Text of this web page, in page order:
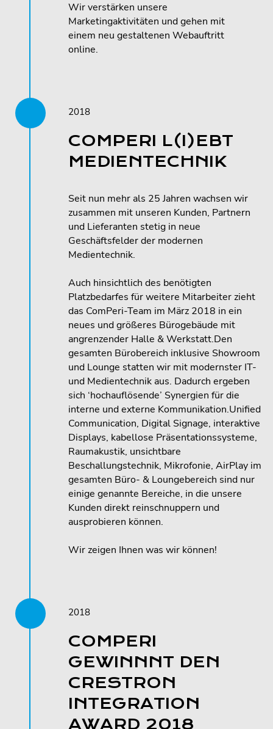
Wir verstärken unsere
Marketingaktivitäten und gehen mit
einem neu gestaltenen Webauftritt
online.
2018
COMPERI L(I)EBT
MEDIENTECHNIK
Seit nun mehr als 25 Jahren wachsen wir
zusammen mit unseren Kunden, Partnern
und Lieferanten stetig in neue
Geschäftsfelder der modernen
Medientechnik.
Auch hinsichtlich des benötigten
Platzbedarfes für weitere Mitarbeiter zieht
das ComPeri-Team im März 2018 in ein
neues und größeres Bürogebäude mit
angrenzender Halle & Werkstatt.Den
gesamten Bürobereich inklusive Showroom
und Lounge statten wir mit modernster IT-
und Medientechnik aus. Dadurch ergeben
sich ‘hochauflösende’ Synergien für die
interne und externe Kommunikation.Unified
Communication, Digital Signage, interaktive
Displays, kabellose Präsentationssysteme,
Raumakustik, unsichtbare
Beschallungstechnik, Mikrofonie, AirPlay im
gesamten Büro- & Loungebereich sind nur
einige genannte Bereiche, in die unsere
Kunden direkt reinschnuppern und
ausprobieren können.
Wir zeigen Ihnen was wir können!
2018
COMPERI
GEWINNNT DEN
CRESTRON
INTEGRATION
AWARD 2018